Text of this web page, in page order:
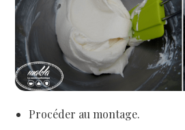
Procéder au montage.